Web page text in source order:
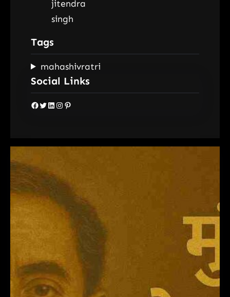
Tags
mahashivratri
Social Links
Facebook Twitter LinkedIn Instagram Pinterest